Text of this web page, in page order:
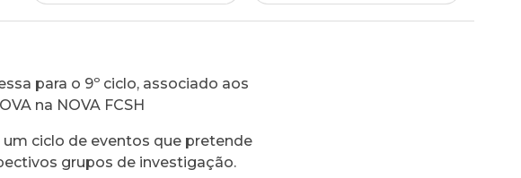
para o 9º ciclo, associado aos
na NOVA FCSH
um ciclo de eventos que pretende
grupos de investigação.